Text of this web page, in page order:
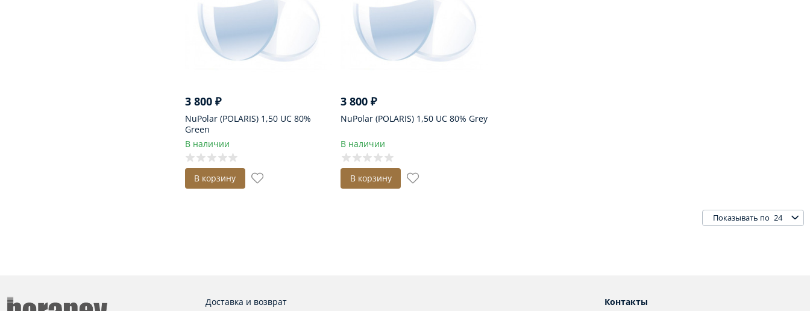
3 800 ₽
NuPolar (POLARIS) 1,50 UC 80%
Green
В наличии
В корзину
3 800₽
NuPolar (POLARIS) 1,50 UC 80% Grey
В наличии
В корзину
Показывать по 24
Доставка и возврат Контакты